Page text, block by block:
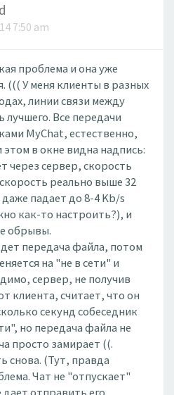
7:50 am
проблема и она уже
((( У меня клиенты в разных
линии связи между
Все передачи
MyChat, естественно,
в окне видна надпись:
через сервер, скорость
реально выше 32
падает до 8-4 Kb/s
как-то настроить?), и
обрывы.
передача файла, потом
на "не в сети" и
сервер, не получив
клиента, считает, что он
секунд собеседник
но передача файла не
просто замирает ((.
снова. (Тут, правда
Чат не "отпускает"